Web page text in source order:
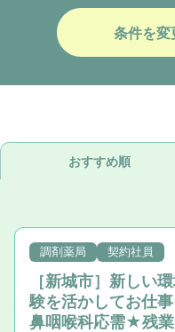
条件を変
おすすめ順
調剤薬局 契約社員
［新城市］新しい
験を活かしてお仕
鼻咽喉科応需★残